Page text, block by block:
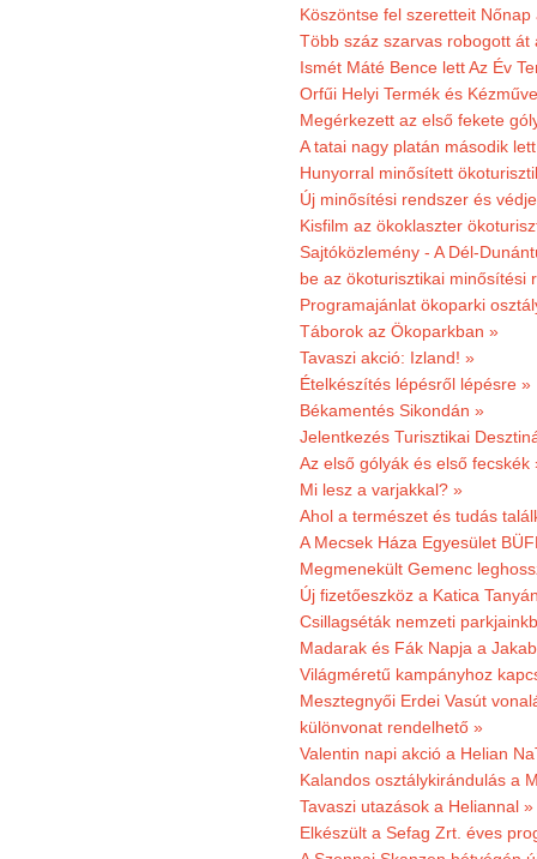
Köszöntse fel szeretteit
Több száz szarvas robogott át
Ismét Máté Bence lett Az Év
Orfűi Helyi Termék és
Megérkezett az első fekete
A tatai nagy platán második
Hunyorral minősített
Új minősítési rendszer és
Kisfilm az ökoklaszter
Sajtóközlemény - A Dél-
be az ökoturisztikai minősítési
Programajánlat ökoparki
Táborok az Ökoparkban »
Tavaszi akció: Izland! »
Ételkészítés lépésről lépésre »
Békamentés Sikondán »
Jelentkezés Turisztikai
Az első gólyák és első fecskék
Mi lesz a varjakkal? »
Ahol a természet és tudás
A Mecsek Háza Egyesület
Megmenekült Gemenc
Új fizetőeszköz a Katica
Csillagséták nemzeti
Madarak és Fák Napja a
Világméretű kampányhoz
Mesztegnyői Erdei Vasút
különvonat rendelhető »
Valentin napi akció a Helian
Kalandos osztálykirándulás a
Tavaszi utazások a Heliannal »
Elkészült a Sefag Zrt. éves